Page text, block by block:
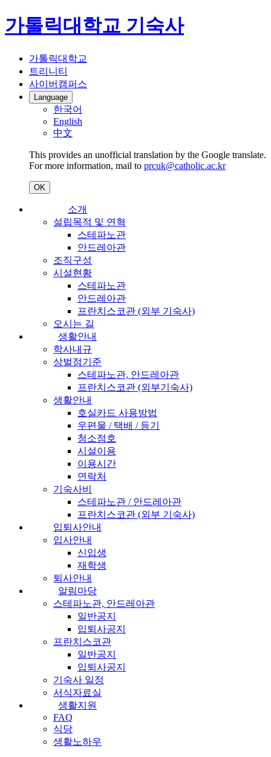
가톨릭대학교 기숙사
가톨릭대학교
트리니티
사이버캠퍼스
Language
한국어
English
中文
This provides an unofficial translation by the Google translate.
For more information, mail to prcuk@catholic.ac.kr
OK
소개
설립목적 및 연혁
스테파노관
안드레아관
조직구성
시설현황
스테파노관
안드레아관
프란치스코관 (외부 기숙사)
오시는 길
생활안내
학사내규
상벌점기준
스테파노관, 안드레아관
프란치스코관 (외부기숙사)
생활안내
호실카드 사용방법
우편물 / 택배 / 등기
청소점호
시설이용
이용시간
연락처
기숙사비
스테파노관 / 안드레아관
프란치스코관 (외부 기숙사)
입퇴사안내
입사안내
신입생
재학생
퇴사안내
알림마당
스테파노관, 안드레아관
일반공지
입퇴사공지
프란치스코관
일반공지
입퇴사공지
기숙사 일정
서식자료실
생활지원
FAQ
식당
생활노하우